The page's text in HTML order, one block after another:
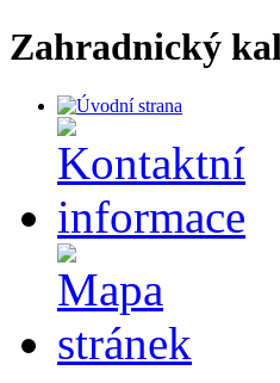
Zahradnický